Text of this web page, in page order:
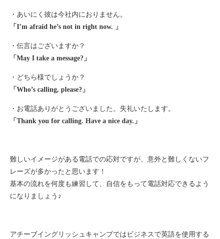
・あいにく彼は今社内におりません。
「I’m afraid he’s not in right now. 」
・伝言はございますか？
「May I take a message?」
・どちら様でしょうか？
「Who’s calling, please?」
・お電話ありがとうございました。失礼いたします。
「Thank you for calling. Have a nice day.」
難しいイメージがある電話での応対ですが、意外と難しくないフ
レーズが多かったと思います！
基本の流れを何度も練習して、自信をもって電話対応できるよう
になりましょう♪
アチーブイングリッシュキャンプではビジネスで英語を使用する